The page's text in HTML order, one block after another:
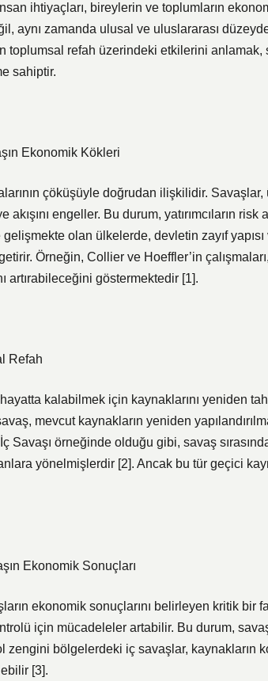
insan ihtiyaçları, bireylerin ve toplumların
aynı zamanda ulusal ve uluslararası
toplumsal refah üzerindeki etkilerini anlamak,
sahiptir.
Ekonomik Kökleri
çöküşüyle doğrudan ilişkilidir.
engeller. Bu durum, yatırımcıların risk
olan ülkelerde, devletin zayıf
Örneğin, Collier ve Hoeffler’in
artırabileceğini göstermektedir [1].
Refah
kalabilmek için kaynaklarını yeniden
mevcut kaynakların yeniden
Savaşı örneğinde olduğu gibi, savaş
yönelmişlerdir [2]. Ancak bu tür geçici
Ekonomik Sonuçları
ekonomik sonuçlarını belirleyen kritik bir
için mücadeleler artabilir. Bu durum,
zengini bölgelerdeki iç savaşlar, kaynakların
[3].